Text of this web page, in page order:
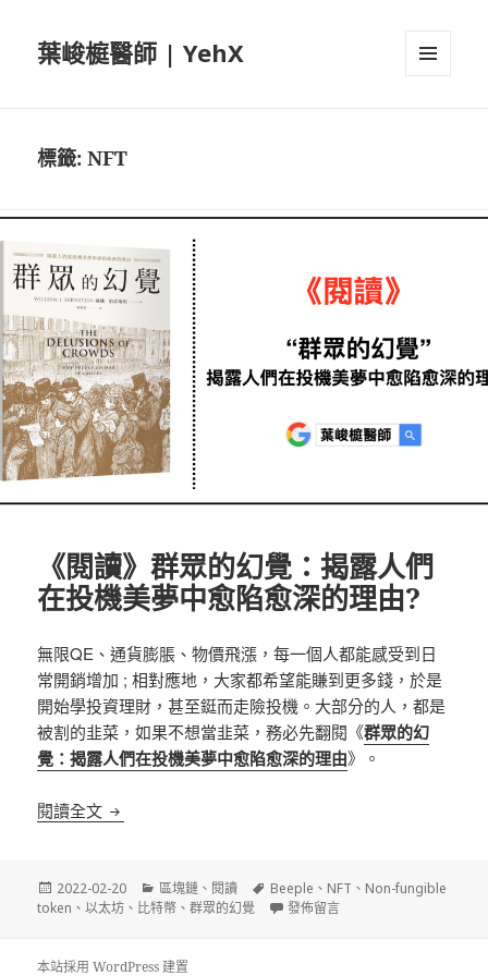
葉峻榳醫師 | YehX
標籤:NFT
《閱讀》群眾的幻覺：揭露人們
在投機美夢中愈陷愈深的理由?
無限QE、通貨膨脹、物價飛漲，每一個人都能感受到日
常開銷增加 ; 相對應地，大家都希望能賺到更多錢，於是
開始學投資理財，甚至鋌而走險投機。大部分的人，都是
被割的韭菜，如果不想當韭菜，務必先翻閱《群眾的幻
覺：揭露人們在投機美夢中愈陷愈深的理由》。
閱讀全文 《閱讀》群眾的幻覺：揭露人們在投機美夢中愈陷愈
發
佈
2022-02-20
分
類
區塊鏈 、 閱讀
標
籤
Beeple 、 NFT 、 Non-fungible
token 、以太坊 、 比特幣 、群眾的幻覺 在〈《閱讀》群眾的幻覺：揭露
發佈留言
本站採用 WordPress 建置